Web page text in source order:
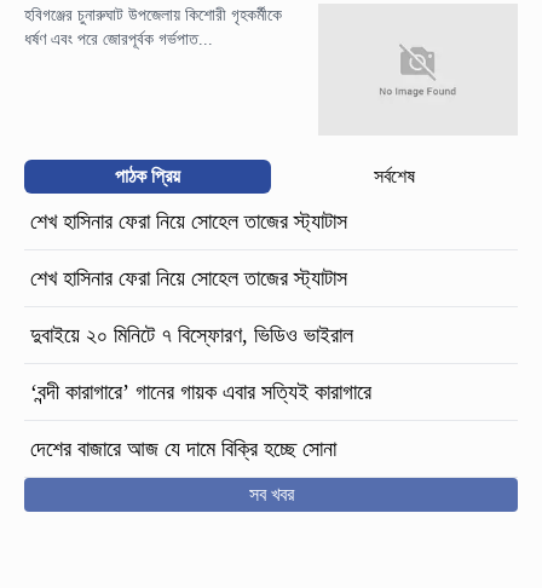
হবিগঞ্জের চুনারুঘাট উপজেলায় কিশোরী গৃহকর্মীকে
ধর্ষণ এবং পরে জোরপূর্বক গর্ভপাত...
পাঠক প্রিয় সর্বশেষ
শেখ হাসিনার ফেরা নিয়ে সোহেল তাজের স্ট্যাটাস
শেখ হাসিনার ফেরা নিয়ে সোহেল তাজের স্ট্যাটাস
দুবাইয়ে ২০ মিনিটে ৭ বিস্ফোরণ, ভিডিও ভাইরাল
‘বন্দী কারাগারে’ গানের গায়ক এবার সত্যিই কারাগারে
দেশের বাজারে আজ যে দামে বিক্রি হচ্ছে সোনা
সব খবর